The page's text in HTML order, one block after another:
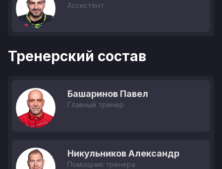
Ассистент
Тренерский состав
Башаринов Павел
Главный тренер
Никульников Александр
Помощник тренера